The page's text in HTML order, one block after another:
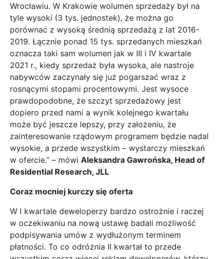
Wrocławiu. W Krakowie wolumen sprzedaży był na
tyle wysoki (3 tys. jednostek), że można go
porównać z wysoką średnią sprzedażą z lat 2016-
2019. Łącznie ponad 15 tys. sprzedanych mieszkań
oznacza taki sam wolumen jak w III i IV kwartale
2021 r., kiedy sprzedaż była wysoka, ale nastroje
nabywców zaczynały się już pogarszać wraz z
rosnącymi stopami procentowymi. Jest wysoce
prawdopodobne, że szczyt sprzedażowy jest
dopiero przed nami a wynik kolejnego kwartału
może być jeszcze lepszy, przy założeniu, że
zainteresowanie rządowym programem będzie nadal
wysokie, a przede wszystkim – wystarczy mieszkań
w ofercie.” – mówi Aleksandra Gawrońska, Head of
Residential Research, JLL
Coraz mocniej kurczy się oferta
W I kwartale deweloperzy bardzo ostrożnie i raczej
w oczekiwaniu na nową ustawę badali możliwość
podpisywania umów z wydłużonym terminem
płatności. To co odróżnia II kwartał to przede